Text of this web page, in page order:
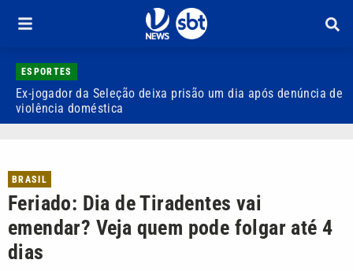
ESPORTES
Ex-jogador da Seleção deixa prisão um dia após denúncia de
violência doméstica
BRASIL
Feriado: Dia de Tiradentes vai
emendar? Veja quem pode folgar até 4
dias